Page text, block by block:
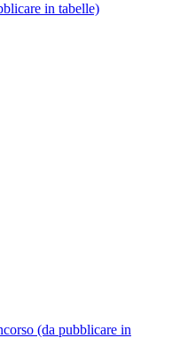
in tabelle)
(da pubblicare in